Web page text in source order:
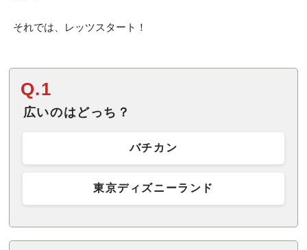
それでは、レッツスタート！
Q.1
広いのはどっち？
バチカン
東京ディズニーランド